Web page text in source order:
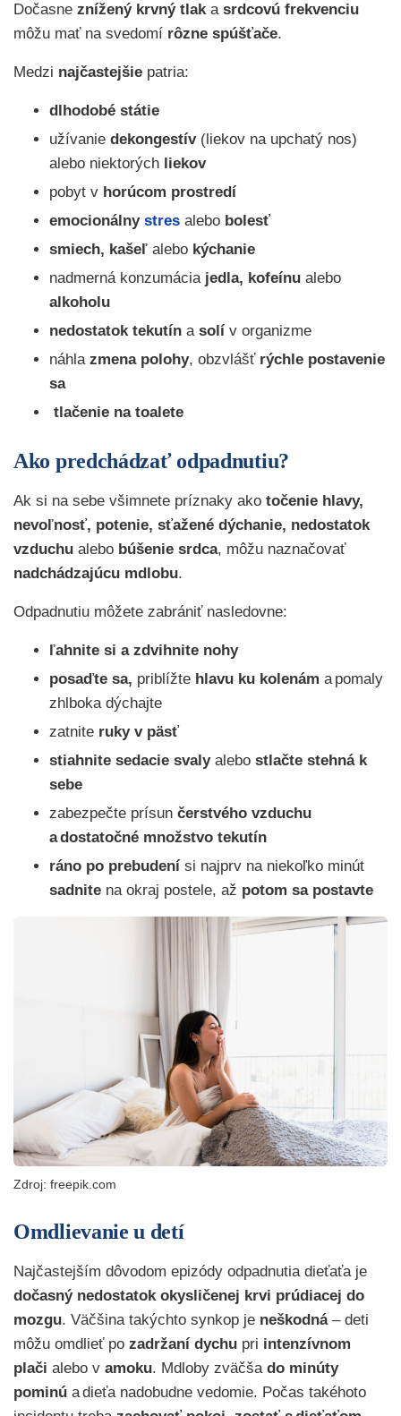
Dočasne znížený krvný tlak asrdcovú frekvenciu
môžu mať na svedomí rôzne spúšťače.
Medzi najčastejšie patria:
dlhodobé státie
užívanie dekongestív(liekov na upchatý nos)
alebo niektorých liekov
pobyt v horúcom prostredí
emocionálny stres alebo bolesť
smiech, kašeľ alebo kýchanie
nadmerná konzumácia jedla, kofeínu alebo
alkoholu
nedostatok tekutín a solí v organizme
náhla zmena polohy, obzvlášť rýchle postavenie
sa
tlačenie na toalete
Ako predchádzať odpadnutiu?
Ak si na sebe všimnete príznaky ako točenie hlavy,
nevoľnosť, potenie, sťažené dýchanie, nedostatok
vzduchu alebo búšenie srdca, môžu naznačovať
nadchádzajúcu mdlobu.
Odpadnutiu môžete zabrániť nasledovne:
ľahnite si a zdvihnite nohy
posaďte sa, priblížte hlavu ku kolenám a pomaly
zhlboka dýchajte
zatnite ruky v päsť
stiahnite sedacie svalyalebo stlačte stehná k
sebe
zabezpečte prísun čerstvého vzduchu
a dostatočné množstvo tekutín
ráno po prebudení si najprv na niekoľko minút
sadnite na okraj postele, až potom sa postavte
Zdroj: freepik.com
Omdlievanie u detí
Najčastejším dôvodom epizódy odpadnutia dieťaťa je
dočasný nedostatok okysličenej krvi prúdiacej do
mozgu. Väčšina takýchto synkop je neškodná– deti
môžu omdlieť po zadržaní dychu pri intenzívnom
plači alebo v amoku. Mdloby zväčša do minúty
pominú a dieťa nadobudne vedomie. Počas takéhoto